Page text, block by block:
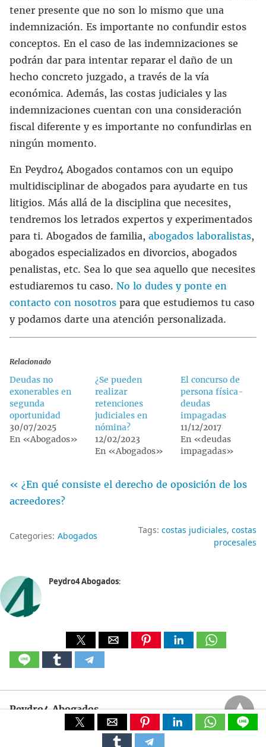
tener presente que no son lo mismo que una
indemnización. Es importante no confundir estos
conceptos. En el caso de las indemnizaciones se
podrán dar para intentar reparar el daño de un
hecho concreto juzgado, a través de la vía
económica. Además, las costas judiciales y las
indemnizaciones cuentan con una consideración
fiscal diferente y es importante no confundirlas en
ningún momento.
En Peydro4 Abogados contamos con un equipo
multidisciplinar de abogados para ayudarte en tus
litigios. Más allá de la disciplina que necesites,
tendremos los letrados expertos y experimentados
para ti. Abogados de familia, abogados laboralistas,
abogados especializados en divorcios, abogados
penalistas, etc. Sea lo que sea aquello que necesites
estudiaremos tu caso. No lo dudes y ponte en
contacto con nosotros para que estudiemos tu caso
y podamos darte una atención personalizada.
Relacionado
Deudas no
exonerables en
segunda
oportunidad
30/07/2025
En «Abogados»
¿Se pueden
realizar
retenciones
judiciales en
nómina?
12/02/2023
En «Abogados»
El concurso de
persona física-
deudas
impagadas
11/12/2017
En «deudas
impagadas»
« ¿En qué consiste el derecho de oposición de los
acreedores?
Categories: Abogados
Tags: costas judiciales costas
procesales
Peydro4 Abogados:
Peydro4 Abogados
All Rights Reserved View Non-AMP Version